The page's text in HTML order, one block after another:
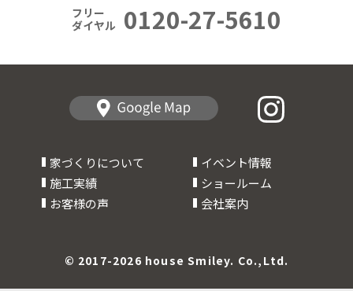
フリー
ダイヤル 0120-27-5610
家づくりについて
イベント情報
施工実績
ショールーム
お客様の声
会社案内
© 2017-2026 house Smiley. Co.,Ltd.